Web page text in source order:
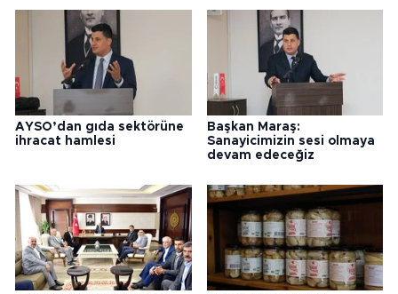
AYSO’dan gıda sektörüne
ihracat hamlesi
Başkan Maraş:
Sanayicimizin sesi olmaya
devam edeceğiz